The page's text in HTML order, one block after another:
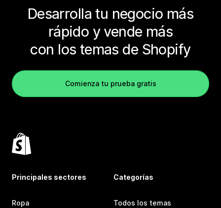
Desarrolla tu negocio más
rápido y vende más
con los temas de Shopify
Comienza tu prueba gratis
Principales sectores
Ropa
Categorías
Todos los temas